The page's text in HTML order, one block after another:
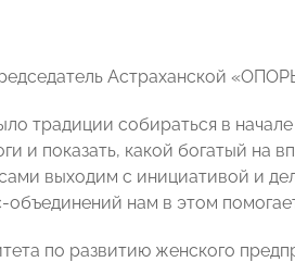
Астраханской
традиции собираться в
и показать, какой богатый на
выходим с инициативой и
объединений нам в этом
по развитию женского